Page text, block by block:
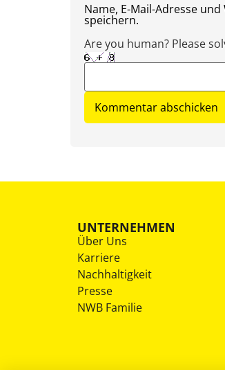
Name, E-Mail-Adresse
speichern.
Are you human? Please
UNTERNEHMEN
Über Uns
Karriere
Nachhaltigkeit
Presse
NWB Familie